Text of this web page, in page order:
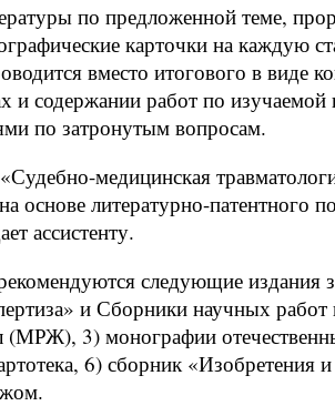
по предложенной теме,
карточки на каждую
вместо итогового в виде
и содержании работ по
по затронутым вопросам.
медицинская
основе литературно-патентного
ассистенту.
следующие издания
и Сборники научных
(МРЖ), 3) монографии
6) сборник «Изобретения